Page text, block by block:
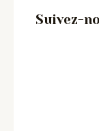
Suivez-